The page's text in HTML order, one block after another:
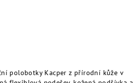
polobotky Kacper z přírodní kůže v